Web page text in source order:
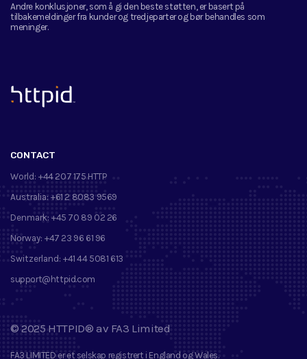
Andre konklusjoner, som å gi den beste støtten, er basert på
tilbakemeldinger fra kunder og tredjeparter og bør behandles som
meninger.
™
CONTACT
World: +44 207 175 HTTP
Australia: +61 2 8083 9569
Denmark: +45 70 89 02 26
Norway: +47 23 96 61 96
Switzerland: +41 44 5081 613
support@httpid.com
©2025 HTTPID®av FA3 Limited
FA3 LIMITED er et selskap registrert i England og Wales.